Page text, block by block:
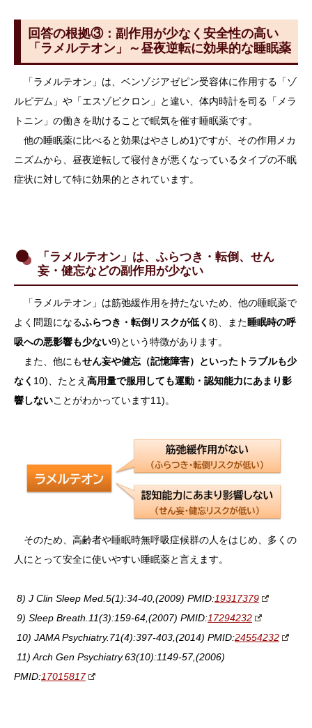
回答の根拠③：副作用が少なく安全性の高い
「ラメルテオン」～昼夜逆転に効果的な睡眠薬
「ラメルテオン」は、ベンゾジアゼピン受容体に作用する「ゾ
ルピデム」や「エスゾピクロン」と違い、体内時計を司る「メラ
トニン」の働きを助けることで眠気を催す睡眠薬です。
他の睡眠薬に比べると効果はやさしめ1)ですが、その作用メカ
ニズムから、昼夜逆転して寝付きが悪くなっているタイプの不眠
症状に対して特に効果的とされています。
「ラメルテオン」は、ふらつき・転倒、せん
妄・健忘などの副作用が少ない
「ラメルテオン」は筋弛緩作用を持たないため、他の睡眠薬で
よく問題になるふらつき・転倒リスクが低く 8)、また睡眠時の呼
吸への悪影響も少ない9)という特徴があります。
また、他にもせん妄や健忘（記憶障害）といったトラブルも少
なく 10)、たとえ 高用量で服用しても運動・認知能力にあまり影
響しないことがわかっています11)。
そのため、高齢者や睡眠時無呼吸症候群の人をはじめ、多くの
人にとって安全に使いやすい睡眠薬と言えます。
8) J Clin Sleep Med.5(1):34-40,(2009) PMID:19317379
9) Sleep Breath.11(3):159-64,(2007) PMID:17294232
10) JAMA Psychiatry.71(4):397-403,(2014) PMID:24554232
11) Arch Gen Psychiatry.63(10):1149-57,(2006)
PMID:17015817